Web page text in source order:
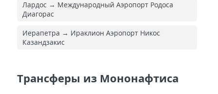
Лардос → Международный Аэропорт Родоса
Диагорас
Иерапетра → Ираклион Аэропорт Никос
Казандзакис
Трансферы из Мононафтиса